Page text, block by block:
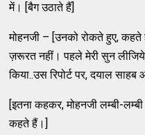
में। [बैग उठाते हैं]
मोहनजी – [उनको रोकते हुए,
ज़रूरत नहीं। पहले मेरी सुन
किया..उस रिपोर्ट पर, दयाल
[इतना कहकर, मोहनजी लम्बी-
कहते हैं।]